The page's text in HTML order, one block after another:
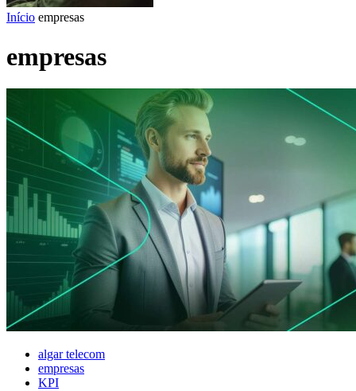
Início empresas
empresas
algar telecom
empresas
KPI